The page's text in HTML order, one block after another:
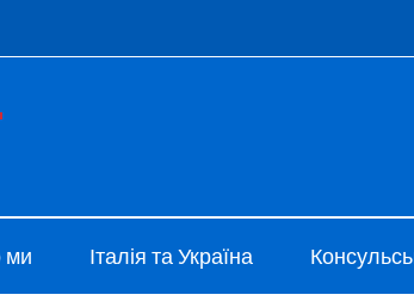
menù
ми Італія та Україна